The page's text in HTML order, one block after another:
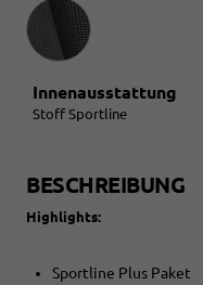
Innenausstattung
Innenausstattung
Stoff Sportline
BESCHREIBUNG
Highlights:
Sportline Plus Paket